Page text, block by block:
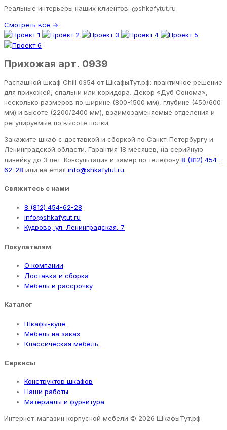
Реальные интерьеры наших клиентов: @shkafytut.ru
Смотреть все →
Прихожая арт. 0939
Распашной шкаф Chill 0354 от ШкафыТут.рф: практичное решение
для прихожей, спальни или коридора. Декор «Дуб Сонома»,
несколько размеров по ширине (800-1500 мм), глубине (450/600
мм) и высоте (2200/2400 мм), взаимозаменяемые отделения и
регулируемые по высоте полки.
Закажите шкаф с доставкой и сборкой по Санкт-Петербургу и
Ленинградской области. Гарантия 18 месяцев, на серийную
линейку до 3 лет. Консультация и замер по телефону 8 (812) 454-
62-28 или на email info@shkafytut.ru.
Свяжитесь с нами
8 (812) 454-62-28
info@shkafytut.ru
Кудрово, ул. Ленинградская, 7
Покупателям
О компании
Доставка и сборка
Мебель в рассрочку
Каталог
Шкафы-купе
Мебель на заказ
Классическая мебель
Сервисы
Конструктор шкафов
Наши работы
Материалы и фурнитура
Интернет-магазин корпусной мебели © 2026 ШкафыТут.рф